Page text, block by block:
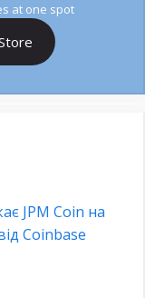
at one spot
JPM Coin на
Coinbase